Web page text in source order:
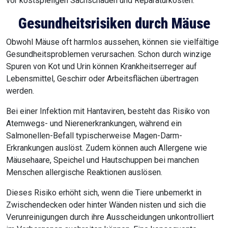
Gesundheitsrisiken durch Mäuse
Obwohl Mäuse oft harmlos aussehen, können sie vielfältige
Gesundheitsproblemen verursachen. Schon durch winzige
Spuren von Kot und Urin können Krankheitserreger auf
Lebensmittel, Geschirr oder Arbeitsflächen übertragen
werden.
Bei einer Infektion mit Hantaviren, besteht das Risiko von
Atemwegs- und Nierenerkrankungen, während ein
Salmonellen-Befall typischerweise Magen-Darm-
Erkrankungen auslöst. Zudem können auch Allergene wie
Mäusehaare, Speichel und Hautschuppen bei manchen
Menschen allergische Reaktionen auslösen.
Dieses Risiko erhöht sich, wenn die Tiere unbemerkt in
Zwischendecken oder hinter Wänden nisten und sich die
Verunreinigungen durch ihre Ausscheidungen unkontrolliert